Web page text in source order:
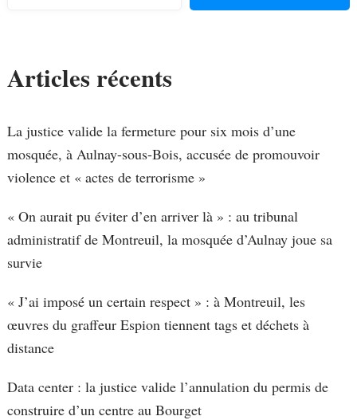
Articles récents
La justice valide la fermeture pour six mois d’une
mosquée, à Aulnay-sous-Bois, accusée de promouvoir
violence et « actes de terrorisme »
« On aurait pu éviter d’en arriver là » : au tribunal
administratif de Montreuil, la mosquée d’Aulnay joue sa
survie
« J’ai imposé un certain respect » : à Montreuil, les
œuvres du graffeur Espion tiennent tags et déchets à
distance
Data center : la justice valide l’annulation du permis de
construire d’un centre au Bourget